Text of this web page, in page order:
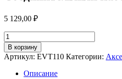
5 129,00 ₽
Количество
товара
Соединительный
кабель
evt110
В корзину
Артикул: EVT110 Категории:
Описание